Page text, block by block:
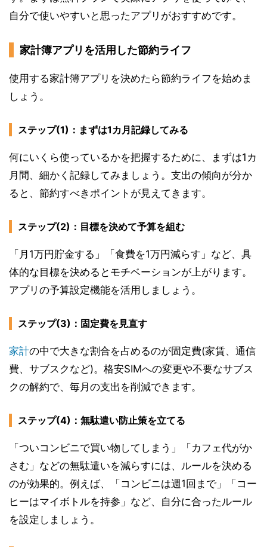
自分で使いやすいと思ったアプリがおすすめです。
家計簿アプリを活用した節約ライフ
使用する家計簿アプリを決めたら節約ライフを始めま
しょう。
ステップ(1)：まずは1カ月記録してみる
何にいくら使っているかを把握するために、まずは1カ
月間、細かく記録してみましょう。支出の傾向が分か
ると、節約すべきポイントが見えてきます。
ステップ(2)：目標を決めて予算を組む
「月1万円貯金する」「食費を1万円減らす」など、具
体的な目標を決めるとモチベーションが上がります。
アプリの予算設定機能を活用しましょう。
ステップ(3)：固定費を見直す
家計の中で大きな割合を占めるのが固定費(家賃、通信
費、サブスクなど)。格安SIMへの変更や不要なサブス
クの解約で、毎月の支出を削減できます。
ステップ(4)：無駄遣い防止策を立てる
「ついコンビニで買い物してしまう」「カフェ代がか
さむ」などの無駄遣いを減らすには、ルールを決める
のが効果的。例えば、「コンビニは週1回まで」「コー
ヒーはマイボトルを持参」など、自分に合ったルール
を設定しましょう。